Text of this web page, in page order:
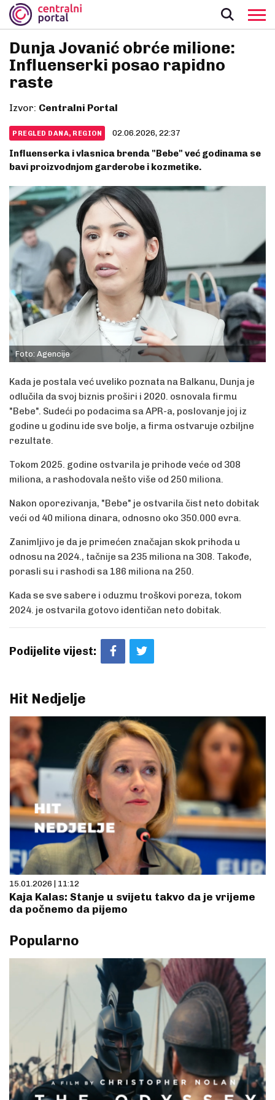
Dunja Jovanić obrće milione:
Influenserki posao rapidno
raste
Izvor: Centralni Portal
PREGLED DANA, REGION 02.06.2026, 22:37
Influenserka i vlasnica brenda "Bebe" već godinama se
bavi proizvodnjom garderobe i kozmetike.
Foto: Agencije
Kada je postala već uveliko poznata na Balkanu, Dunja je
odlučila da svoj biznis proširi i 2020. osnovala firmu
"Bebe". Sudeći po podacima sa APR-a, poslovanje joj iz
godine u godinu ide sve bolje, a firma ostvaruje ozbiljne
rezultate.
Tokom 2025. godine ostvarila je prihode veće od 308
miliona, a rashodovala nešto više od 250 miliona.
Nakon oporezivanja, "Bebe" je ostvarila čist neto dobitak
veći od 40 miliona dinara, odnosno oko 350.000 evra.
Zanimljivo je da je primećen značajan skok prihoda u
odnosu na 2024., tačnije sa 235 miliona na 308. Takođe,
porasli su i rashodi sa 186 miliona na 250.
Kada se sve sabere i oduzmu troškovi poreza, tokom
2024. je ostvarila gotovo identičan neto dobitak.
Podijelite vijest:
Hit Nedjelje
15.01.2026 | 11:12
Kaja Kalas: Stanje u svijetu takvo da je vrijeme
da počnemo da pijemo
Popularno